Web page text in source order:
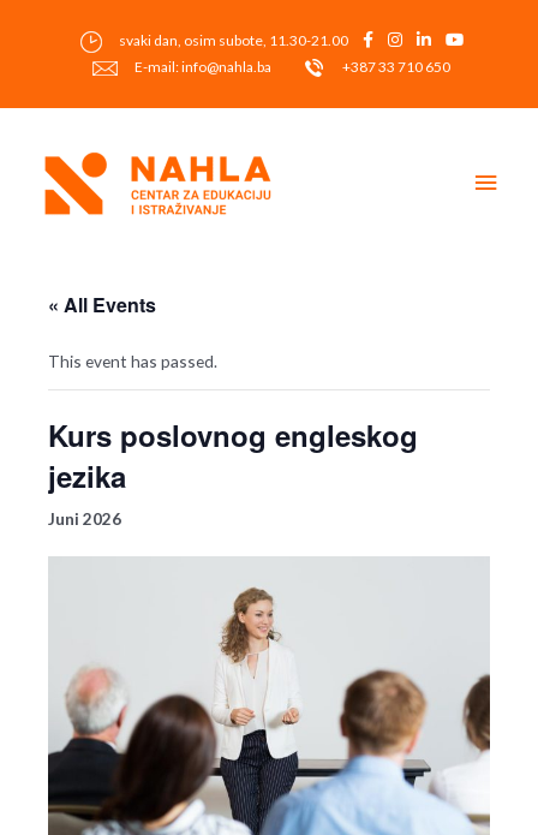
svaki dan, osim subote, 11.30-21.00
E-mail: info@nahla.ba
+387 33 710 650
« All Events
This event has passed.
Kurs poslovnog engleskog
jezika
Juni 2026